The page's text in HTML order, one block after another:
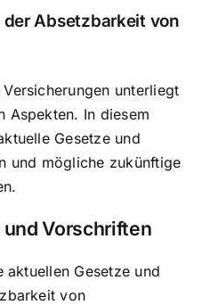
Absetzbarkeit von
unterliegt
Aspekten. In diesem
Gesetze und
und mögliche zukünftige
Vorschriften
Gesetze und
von